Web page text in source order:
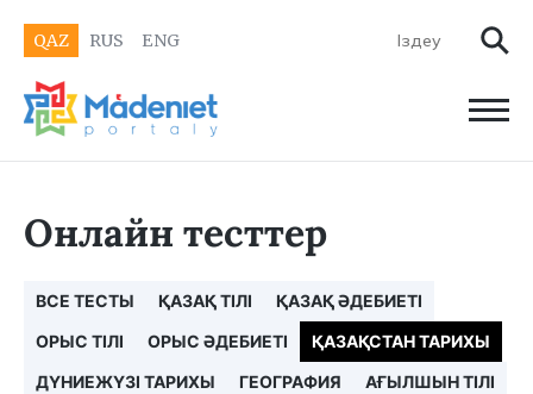
QAZ RUS ENG
Онлайн тесттер
ВСЕ ТЕСТЫ ҚАЗАҚ ТІЛІ
ҚАЗАҚ ӘДЕБИЕТІ
ОРЫС ТІЛІ
ОРЫС ӘДЕБИЕТІ
ҚАЗАҚСТАН ТАРИХЫ
ДҮНИЕЖҮЗІ ТАРИХЫ
ГЕОГРАФИЯ
АҒЫЛШЫН ТІЛІ